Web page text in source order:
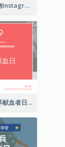
爱护你的宠物Instagram帖子
心脏插图世界献血者日Instagram帖子